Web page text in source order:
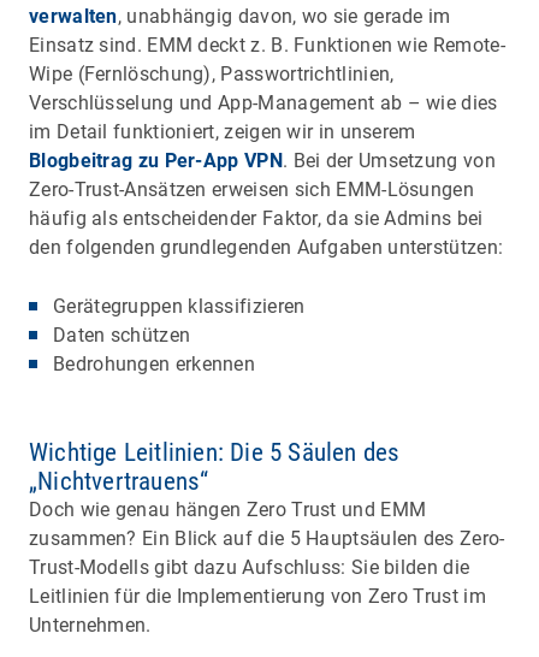
verwalten, unabhängig davon, wo sie gerade im
Einsatz sind. EMM deckt z. B. Funktionen wie Remote-
Wipe (Fernlöschung), Passwortrichtlinien,
Verschlüsselung und App-Management ab – wie dies
im Detail funktioniert, zeigen wir in unserem
Blogbeitrag zu Per-App VPN. Bei der Umsetzung von
Zero-Trust-Ansätzen erweisen sich EMM-Lösungen
häufig als entscheidender Faktor, da sie Admins bei
den folgenden grundlegenden Aufgaben unterstützen:
Gerätegruppen klassifizieren
Daten schützen
Bedrohungen erkennen
Wichtige Leitlinien: Die 5 Säulen des
„Nichtvertrauens“
Doch wie genau hängen Zero Trust und EMM
zusammen? Ein Blick auf die 5 Hauptsäulen des Zero-
Trust-Modells gibt dazu Aufschluss: Sie bilden die
Leitlinien für die Implementierung von Zero Trust im
Unternehmen.